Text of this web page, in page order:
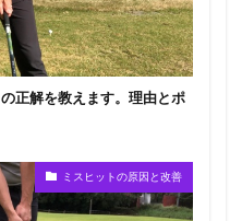
正解を教えます。理由とポ
ミスヒットの原因と改善